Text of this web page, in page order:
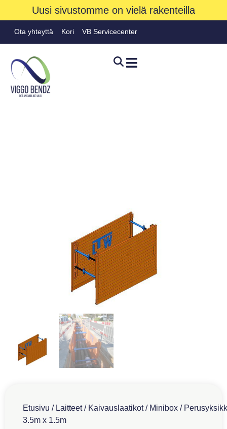
Uusi sivustomme on vielä rakenteilla
Ota yhteyttä Kori VB Servicecenter
Etusivu / Laitteet/ Kaivauslaatikot/ Minibox /
3.5m x 1.5m